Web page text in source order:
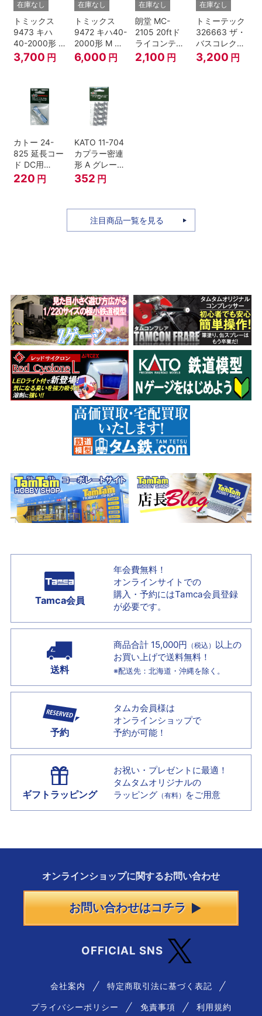
在庫なし
トミックス
9473 キハ
40-2000形 T
Nゲージ
3,700 円
在庫なし
トミックス
9472 キハ40-
2000形 M N
ゲージ
6,000 円
在庫なし
朗堂 MC-
2105 20ftド
ライコンテナ
タイプ
TRANCY
2,100 円
在庫なし
トミーテック
326663 ザ・
バスコレクシ
ョン 西日本鉄
道・九州産交
3,200 円
カトー 24-
825 延長コー
ド DC用
(90cm）
220 円
KATO 11-704
カプラー密連
形 A グレー
(20個入) (ア
ーノルドカプ
352 円
注目商品一覧を見る
Tamca会員
年会費無料！
オンラインサイトでの
購入・予約にはTamca会員登録
が必要です。
送料
商品合計 15,000円 （税込） 以上の
お買い上げで送料無料！
※配送先：北海道・沖縄を除く。
予約
タムカ会員様は
オンラインショップで
予約が可能！
ギフトラッピング
お祝い・プレゼントに最適！
タムタムオリジナルの
ラッピング （有料） をご用意
オンラインショップに関するお問い合わせ
お問い合わせはコチラ
OFFICIAL SNS
会社案内 特定商取引法に基づく表記
プライバシーポリシー 免責事項 利用規約